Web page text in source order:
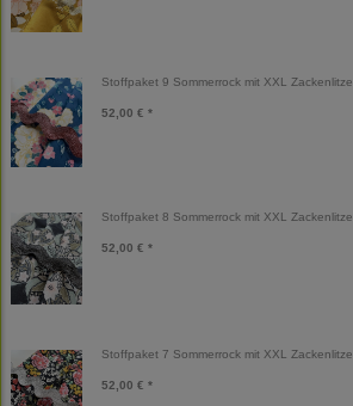
Stoffpaket 9 Sommerrock mit XXL Zackenlitze
52,00 € *
Stoffpaket 8 Sommerrock mit XXL Zackenlitze
52,00 € *
Stoffpaket 7 Sommerrock mit XXL Zackenlitze
52,00 € *